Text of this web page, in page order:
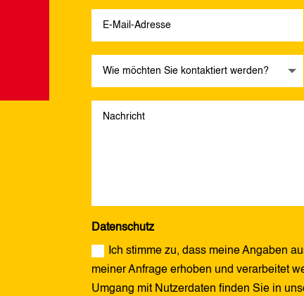
Datenschutz
Ich stimme zu, dass meine Angaben
meiner Anfrage erhoben und verarbeitet
Umgang mit Nutzerdaten finden Sie in